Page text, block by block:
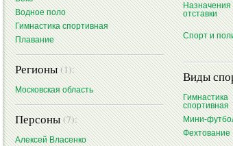
Андрей
РОДИОНЕНКО
Владимир
САЛЬНИКОВ
Василий
ТИТОВ
Водное поло
Гимнастика спортивная
Плавание
Регионы(1):
Московская область
Персоны(7):
Алексей Власенко
Назначения
отставки
Спорт и
Виды
Гимнастика
спортивная
Мини-
Фехтование